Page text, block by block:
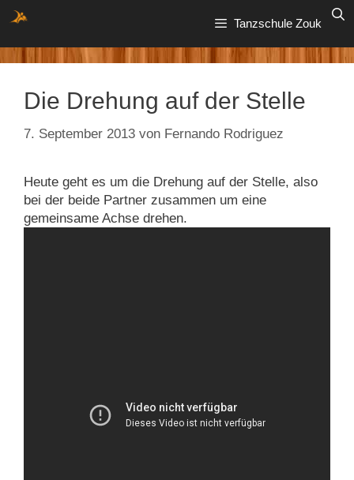
Zum
Inhalt
springen
Tanzschule Zouk
Die Drehung auf der Stelle
7. September 2013 von Fernando Rodriguez
Heute geht es um die Drehung auf der Stelle, also
bei der beide Partner zusammen um eine
gemeinsame Achse drehen.